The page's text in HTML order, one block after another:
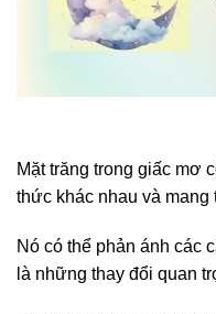
Mặt trăng trong giấc mơ
thức khác nhau và
Nó có thể phản ánh các
là những thay đổi quan